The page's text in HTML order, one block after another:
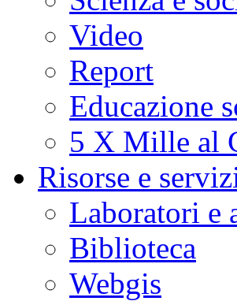
Video
Report
Educazione
5 X Mille al
Risorse e
Laboratori e
Biblioteca
Webgis